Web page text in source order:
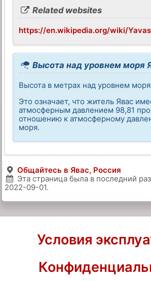
Related websites
https://en.wikipedia.org/wiki/Yavas
Высота над уровнем моря
Высота в метрах над уровнем
Это означает, что житель Явас
атмосферным давлением 98,81
отношению к атмосферному
моря.
Общайтесь в Явас, Россия
Эта страница была в последний
2022-09-01.
Условия